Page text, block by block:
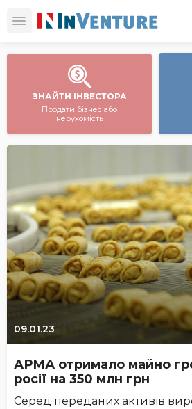
ЗНАЙТИ ІНВЕСТОРА
Продати бізнес або
нерухомість
09.01.23
АРМА отримало майно
росії на 350 млн грн
Серед переданих активів